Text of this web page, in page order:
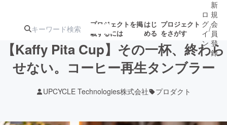
プロジェクトを掲
載するには
はじ
める
プロジェクト
をさがす
ターン
注目の新着プロ
ジェクト
募集終了が近いプ
ロジェクト
されます
ロ
グ
イ
ン
/
新
規
会
員
登
録
【Kaffy Pita Cup】その一杯、終わら
せない。コーヒー再生タンブラー
UPCYCLE Technologies株式会社 プロダクト